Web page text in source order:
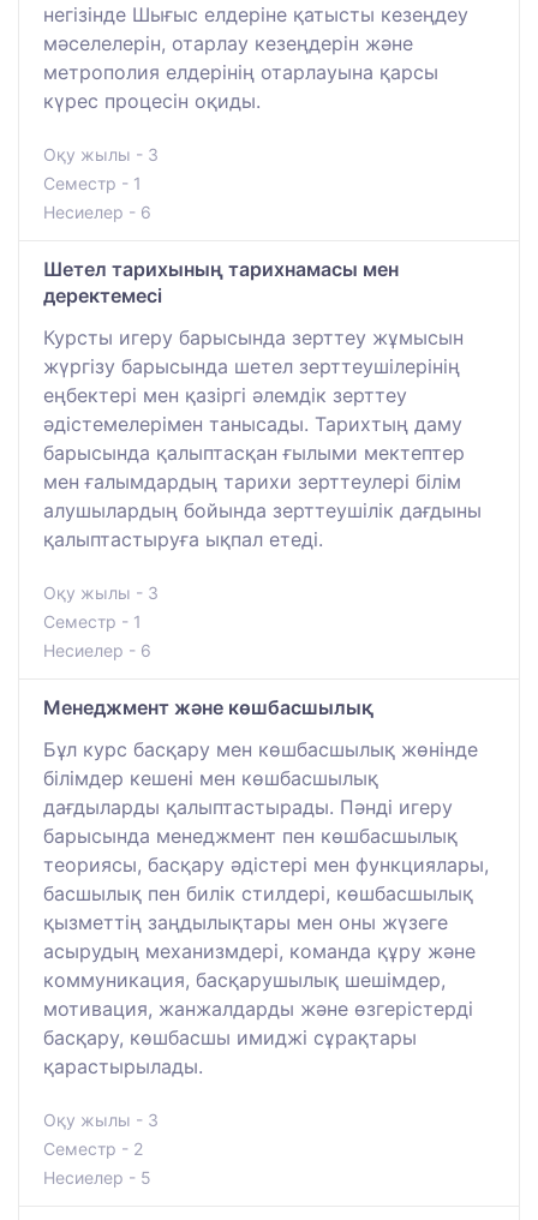
негізінде Шығыс елдеріне қатысты кезеңдеу
мәселелерін, отарлау кезеңдерін және
метрополия елдерінің отарлауына қарсы
күрес процесін оқиды.
Оқу жылы - 3
Семестр - 1
Несиелер - 6
Шетел тарихының тарихнамасы мен
деректемесі
Курсты игеру барысында зерттеу жұмысын
жүргізу барысында шетел зерттеушілерінің
еңбектері мен қазіргі әлемдік зерттеу
әдістемелерімен танысады. Тарихтың даму
барысында қалыптасқан ғылыми мектептер
мен ғалымдардың тарихи зерттеулері білім
алушылардың бойында зерттеушілік дағдыны
қалыптастыруға ықпал етеді.
Оқу жылы - 3
Семестр - 1
Несиелер - 6
Менеджмент және көшбасшылық
Бұл курс басқару мен көшбасшылық жөнінде
білімдер кешені мен көшбасшылық
дағдыларды қалыптастырады. Пәнді игеру
барысында менеджмент пен көшбасшылық
теориясы, басқару әдістері мен функциялары,
басшылық пен билік стилдері, көшбасшылық
қызметтің заңдылықтары мен оны жүзеге
асырудың механизмдері, команда құру және
коммуникация, басқарушылық шешімдер,
мотивация, жанжалдарды және өзгерістерді
басқару, көшбасшы имиджі сұрақтары
қарастырылады.
Оқу жылы - 3
Семестр - 2
Несиелер - 5